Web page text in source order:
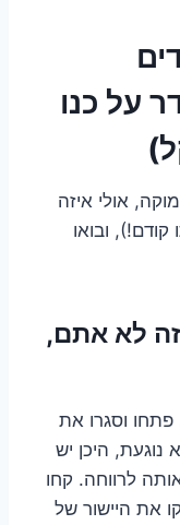
7 צעדים
על כנו
אולי איזה
ובואו
– זה לא אתם,
פתחו וסגרו את
היכן יש
לרווחה. קחו
את היישור של